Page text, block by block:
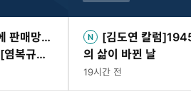
판매망…
복규의
[김도연 칼럼
의 삶이 바뀐 날
19시간 전